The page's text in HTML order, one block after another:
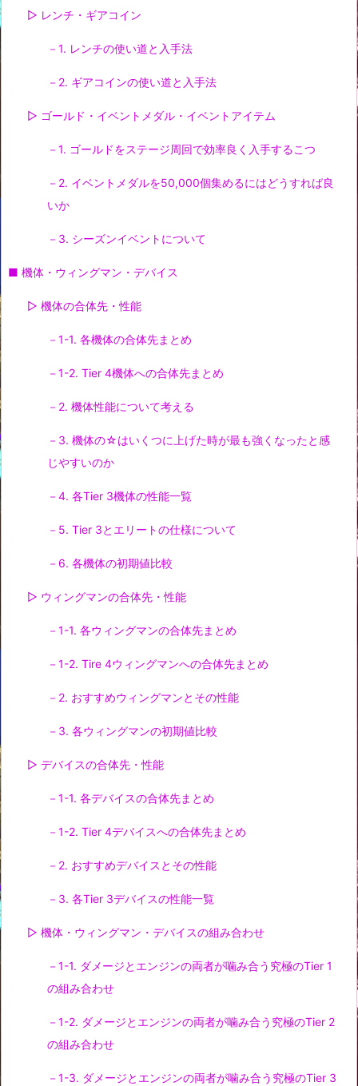
▷ レンチ・ギアコイン
－1. レンチの使い道と入手法
－2. ギアコインの使い道と入手法
▷ ゴールド・イベントメダル・イベントアイテム
－1. ゴールドをステージ周回で効率良く入手するこつ
－2. イベントメダルを50,000個集めるにはどうすれば良
いか
－3. シーズンイベントについて
■ 機体・ウィングマン・デバイス
▷ 機体の合体先・性能
－1-1. 各機体の合体先まとめ
－1-2. Tier 4機体への合体先まとめ
－2. 機体性能について考える
－3. 機体の☆はいくつに上げた時が最も強くなったと感
じやすいのか
－4. 各Tier 3機体の性能一覧
－5. Tier 3とエリートの仕様について
－6. 各機体の初期値比較
▷ ウィングマンの合体先・性能
－1-1. 各ウィングマンの合体先まとめ
－1-2. Tire 4ウィングマンへの合体先まとめ
－2. おすすめウィングマンとその性能
－3. 各ウィングマンの初期値比較
▷ デバイスの合体先・性能
－1-1. 各デバイスの合体先まとめ
－1-2. Tier 4デバイスへの合体先まとめ
－2. おすすめデバイスとその性能
－3. 各Tier 3デバイスの性能一覧
▷ 機体・ウィングマン・デバイスの組み合わせ
－1-1. ダメージとエンジンの両者が噛み合う究極のTier 1
の組み合わせ
－1-2. ダメージとエンジンの両者が噛み合う究極のTier 2
の組み合わせ
－1-3. ダメージとエンジンの両者が噛み合う究極のTier 3